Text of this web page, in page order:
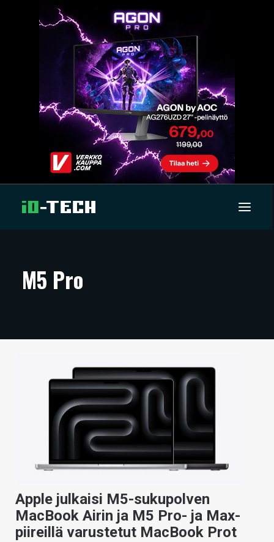
ARTIKKELIT
TECHBBS
HAKU
M5 Pro
Apple julkaisi M5-sukupolven
MacBook Airin ja M5 Pro- ja Max-
piireillä varustetut MacBook Prot